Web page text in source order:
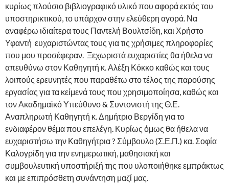
κυρίως πλούσιο βιβλιογραφικό υλικό που αφορά εκτός του
υποστηρικτικού, το υπάρχον στην ελεύθερη αγορά. Να
αναφέρω ιδιαίτερα τους Παντελή Βουλτσίδη, και Χρήστο
Υφαντή ευχαριστώντας τους για τις χρήσιμες πληροφορίες
που μου προσέφεραν. Ξεχωριστά ευχαριστίες θα ήθελα να
απευθύνω στον Καθηγητή κ. Αλέξη Κόκκο καθώς και τους
λοιπούς ερευνητές που παραθέτω στο τέλος της παρούσης
εργασίας για τα κείμενά τους που χρησιμοποίησα, καθώς και
τον Ακαδημαϊκό Υπεύθυνο & Συντονιστή της Θ.Ε.
Αναπληρωτή Καθηγητή κ. Δημήτριο Βεργίδη για το
ενδιαφέρον θέμα που επελέγη. Κυρίως όμως θα ήθελα να
ευχαριστήσω την Καθηγήτρια ? Σύμβουλο (Σ.Ε.Π.) κα. Σοφία
Καλογρίδη για την ενημερωτική, μαθησιακή και
συμβουλευτική υποστήριξή της που υλοποιήθηκε εμπράκτως
και με επιπρόσθετη συνάντηση μαζί μας.